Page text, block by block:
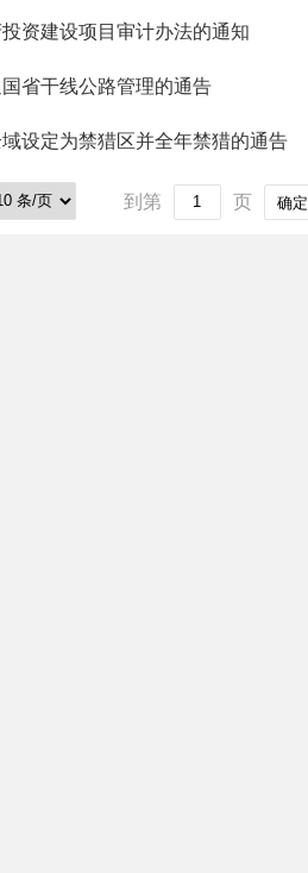
资建设项目审计办法的通知
省干线公路管理的通告
设定为禁猎区并全年禁猎的通告
到第 页 确定